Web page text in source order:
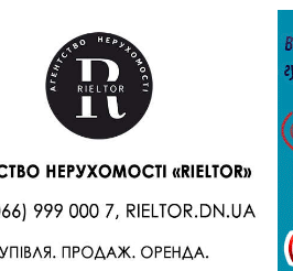
ночью троих